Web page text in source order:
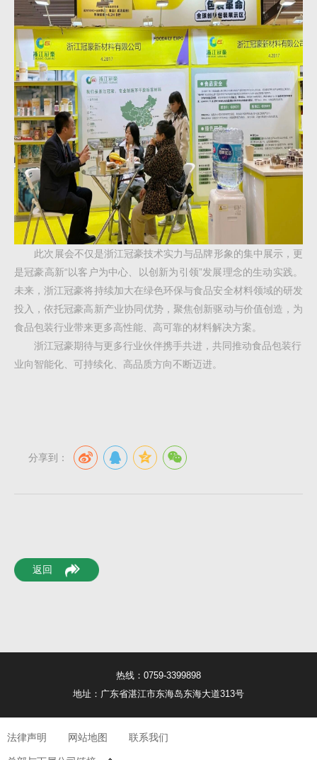
此次展会不仅是浙江冠豪技术实力与品牌形象的集中展示，更
是冠豪高新“以客户为中心、以创新为引领”发展理念的生动实践。
未来，浙江冠豪将持续加大在绿色环保与食品安全材料领域的研发
投入，依托冠豪高新产业协同优势，聚焦创新驱动与价值创造，为
食品包装行业带来更多高性能、高可靠的材料解决方案。
浙江冠豪期待与更多行业伙伴携手共进，共同推动食品包装行
业向智能化、可持续化、高品质方向不断迈进。
分享到：
返回
热线：0759-3399898
地址：广东省湛江市东海岛东海大道313号
法律声明 网站地图 联系我们